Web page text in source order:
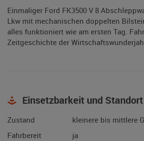
Einmaliger Ford FK3500 V 8
Lkw mit mechanischen doppelten
alles funktioniert wie am ersten Tag.
Zeitgeschichte der
Einsetzbarkeit und Standort
Zustand
kleinere bis mittlere
Fahrbereit
ja